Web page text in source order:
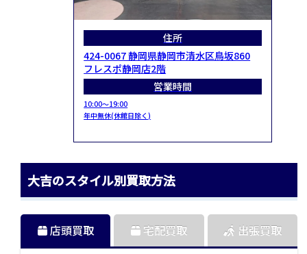
住所
424-0067 静岡県静岡市清水区鳥坂860
フレスポ静岡店2階
営業時間
10:00～19:00
年中無休(休館日除く)
大吉のスタイル別買取方法
店頭買取 宅配買取 出張買取